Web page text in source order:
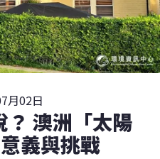
月02日
？ 澳洲「太陽
義與挑戰